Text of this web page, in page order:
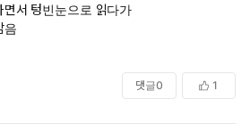
면서 텅빈눈으로 읽다가
음
댓글0 1